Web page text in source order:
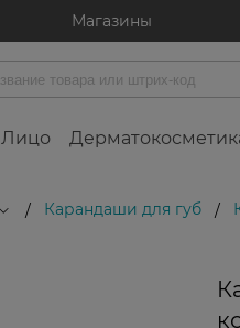
Магазины
Лицо
/ Карандаши для губ /